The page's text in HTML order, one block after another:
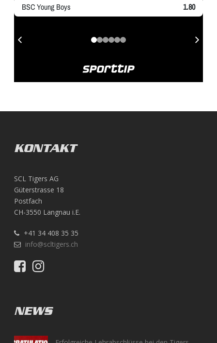
KONTAKT
SCL Tigers AG
Güterstrasse 18
Postfach
CH-3550 Langnau i.E.
+41 34 408 35 35
info@scltigers.ch
NEWS